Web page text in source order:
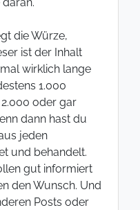
die Würze,
ist der Inhalt
wirklich lange
1.000
oder gar
dann hast du
jeden
und behandelt.
gut informiert
den Wunsch. Und
Posts oder